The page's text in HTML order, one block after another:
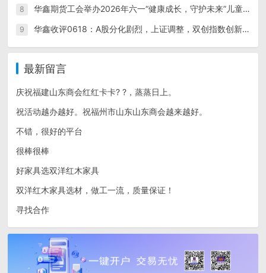
8 华鑫期货工会举办2026年六一“健康成长，守护未来”儿童节活动
9 华鑫收评0618：A股分化剧烈，上证调整，双创指数创新高；IC和IM四连阳；碳酸锂领跌商品，金银铜调整，双焦重挫带动黑色系整体下行
最新留言
庆祝福建山东商会红红卡卡? ?，蒸蒸日上。
祝活动越办越好。祝福州市山东山东商会越来越好。
不错，很好的平台
很棒很棒
好家具选双洋红木家具
双洋红木家具选材，做工一流，质量保证！
寻找合作